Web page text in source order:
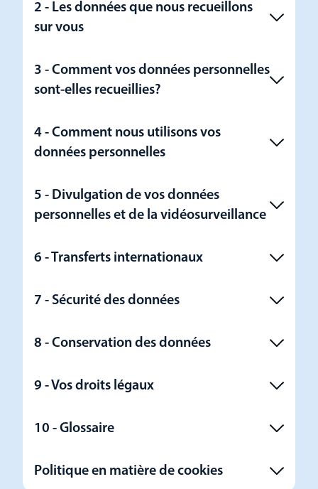
2 - Les données que nous recueillons
sur vous
3 - Comment vos données personnelles
sont-elles recueillies?
4 - Comment nous utilisons vos
données personnelles
5 - Divulgation de vos données
personnelles et de la vidéosurveillance
6 - Transferts internationaux
7 - Sécurité des données
8 - Conservation des données
9 - Vos droits légaux
10 - Glossaire
Politique en matière de cookies